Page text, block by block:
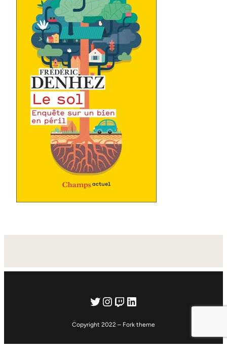
Twitter
Instagram
Twitch
LinkedIn
Copyright 2022 – Fork theme